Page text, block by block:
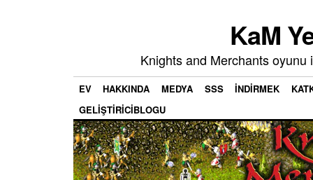
KaM
Knights and Merchants oyunu
EV HAKKINDA MEDYA SSS İNDIRMEK
GELIŞTIRICIBLOGU